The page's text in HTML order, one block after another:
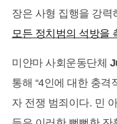
장은 사형 집행을 강력
모든 정치범의 석방을
미얀마 사회운동단체
통해 “4인에 대한 충격
자 전쟁 범죄이다. 민